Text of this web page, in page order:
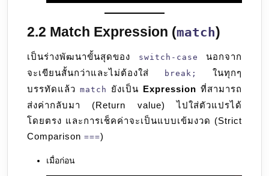
2.2 Match Expression (match)
เป็นร่างพัฒนาขั้นสุดของ switch-case
นอกจาก
จะเขียนสั้นกว่าและไม่ต้องใส่
break;
ในทุกๆ
บรรทัดแล้ว match ยังเป็น Expression ที่สามารถ
ส่งค่ากลับมา (Return value) ไปใส่ตัวแปรได้
โดยตรง และการเช็คค่าจะเป็นแบบเข้มงวด (Strict
Comparison ===)
เมื่อก่อน